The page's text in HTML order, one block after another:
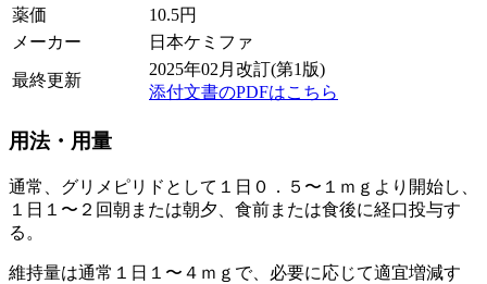
薬価
10.5円
メーカー
日本ケミファ
最終更新
2025年02月改訂(第1版)
添付文書のPDFはこちら
用法・用量
通常、グリメピリドとして１日０．５〜１ｍｇより開始し、
１日１〜２回朝または朝夕、食前または食後に経口投与す
る。
維持量は通常１日１〜４ｍｇで、必要に応じて適宜増減す